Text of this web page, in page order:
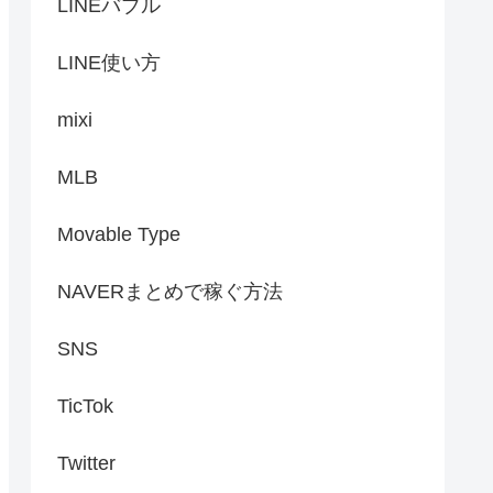
LINEバブル
LINE使い方
mixi
MLB
Movable Type
NAVERまとめで稼ぐ方法
SNS
TicTok
Twitter